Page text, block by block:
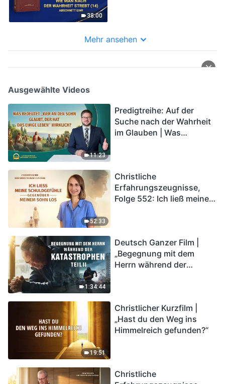
38:00
Mehr ansehen
Ausgewählte Videos
11:23
Predigtreihe: Auf der
Suche nach der Wahrheit
im Glauben | Was
52:33
Christliche
Erfahrungszeugnisse,
Folge 552: Ich ließ meine
1:34:44
Deutsch Ganzer Film |
„Begegnung mit dem
Herrn während der
in das Königreich Gottes
eintreten?
19:51
Christlicher Kurzfilm |
„Hast du den Weg ins
Himmelreich gefunden?“
Christliche